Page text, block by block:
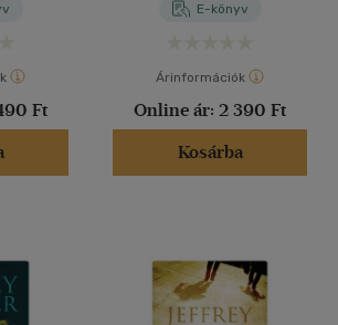
Ft
E-könyv
Árinformációk
Online ár: 2 390 Ft
Kosárba